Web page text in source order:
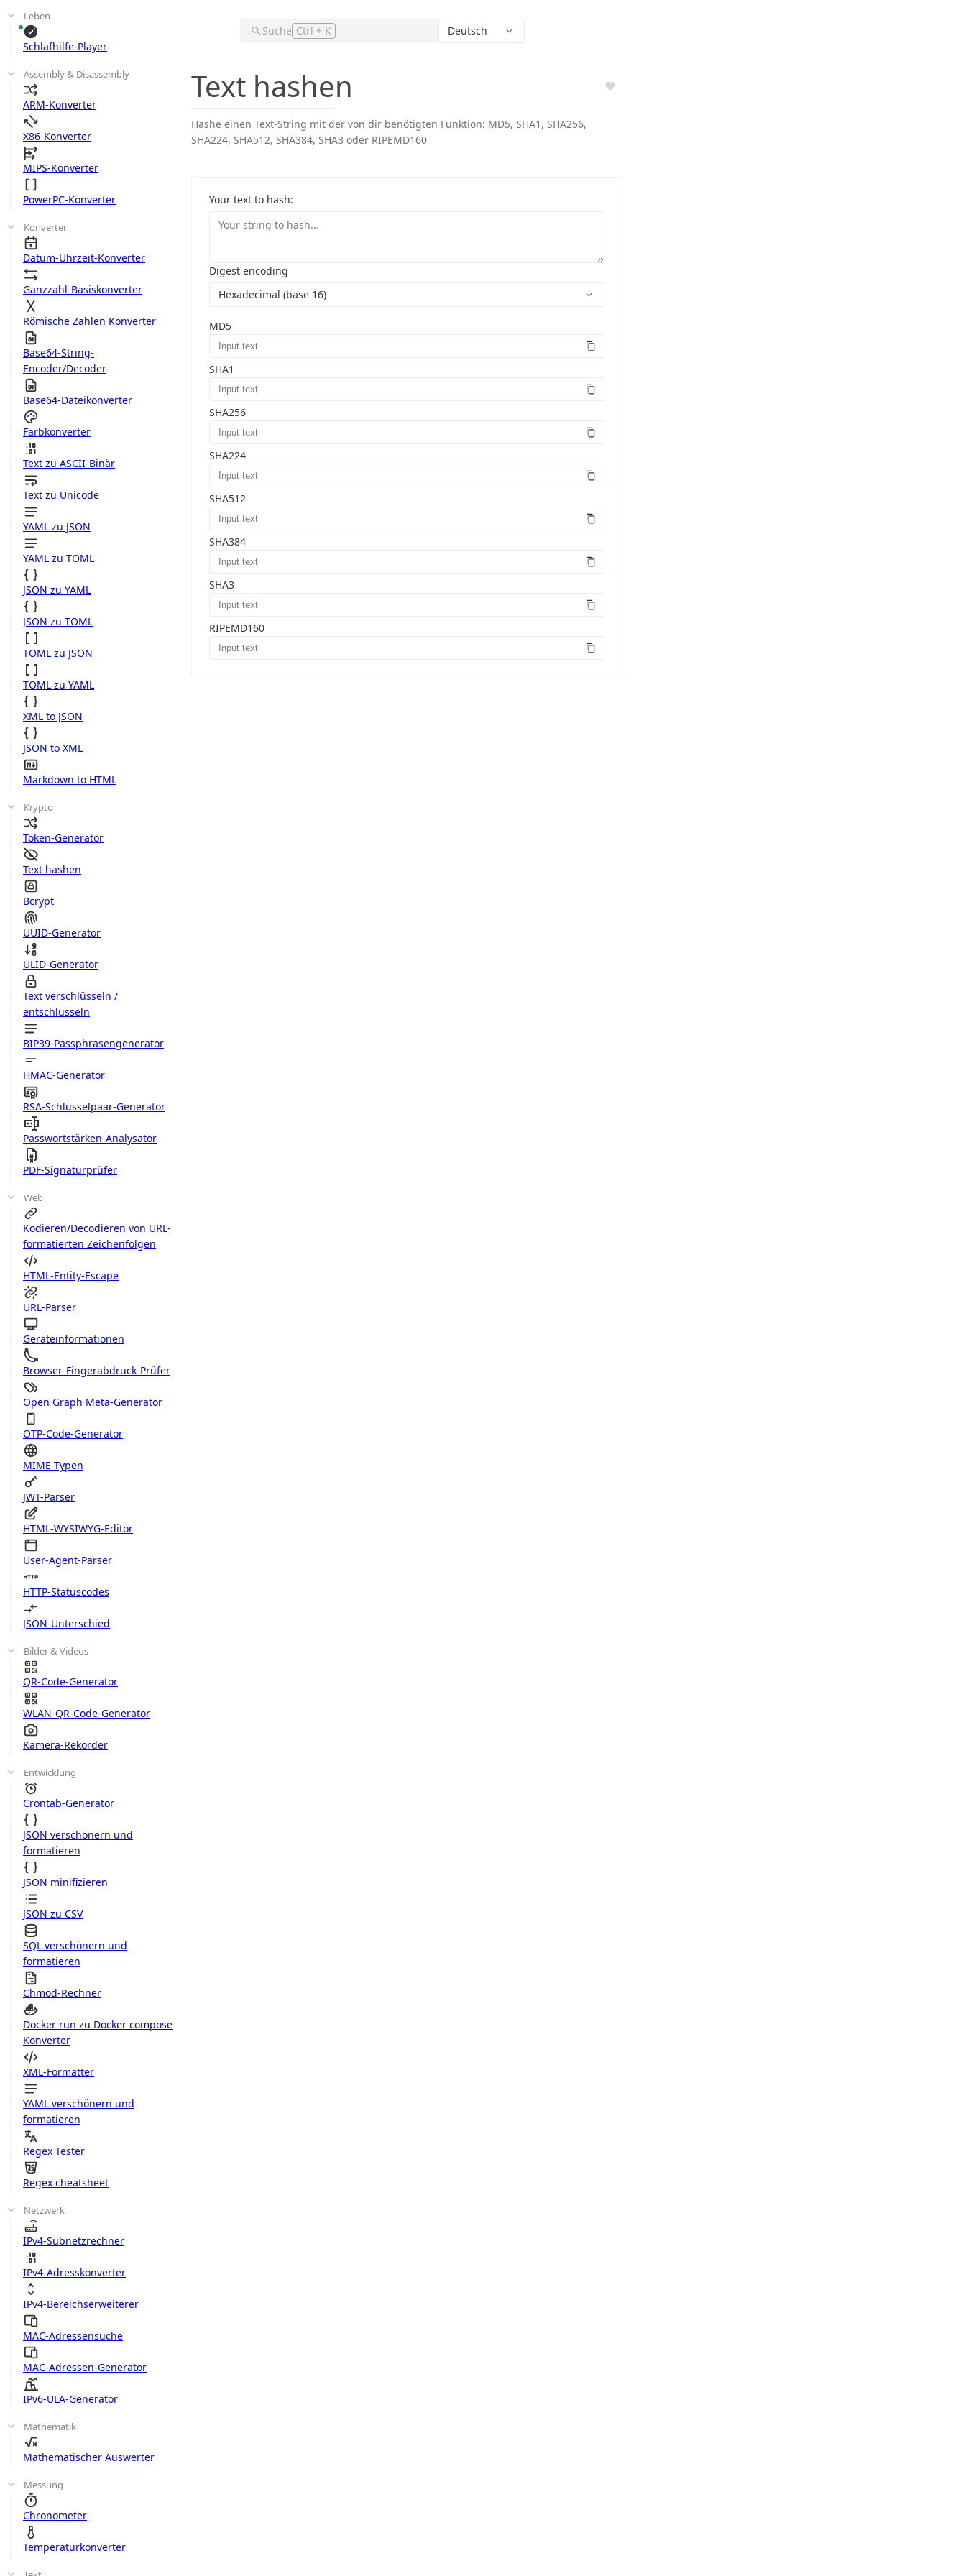
Leben
Schlafhilfe-Player
Assembly & Disassembly
ARM-Konverter
X86-Konverter
MIPS-Konverter
PowerPC-Konverter
Konverter
Datum-Uhrzeit-Konverter
Ganzzahl-Basiskonverter
Römische Zahlen Konverter
Base64-String-
Encoder/Decoder
Base64-Dateikonverter
Farbkonverter
Text zu ASCII-Binär
Text zu Unicode
YAML zu JSON
YAML zu TOML
JSON zu YAML
JSON zu TOML
TOML zu JSON
TOML zu YAML
XML to JSON
JSON to XML
Markdown to HTML
Krypto
Token-Generator
Text hashen
Bcrypt
UUID-Generator
ULID-Generator
Text verschlüsseln /
entschlüsseln
BIP39-Passphrasengenerator
HMAC-Generator
RSA-Schlüsselpaar-Generator
Passwortstärken-Analysator
PDF-Signaturprüfer
Web
Kodieren/Decodieren von URL-
formatierten Zeichenfolgen
HTML-Entity-Escape
URL-Parser
Geräteinformationen
Browser-Fingerabdruck-Prüfer
Open Graph Meta-Generator
OTP-Code-Generator
MIME-Typen
JWT-Parser
HTML-WYSIWYG-Editor
User-Agent-Parser
HTTP-Statuscodes
JSON-Unterschied
Bilder & Videos
QR-Code-Generator
WLAN-QR-Code-Generator
Kamera-Rekorder
Entwicklung
Crontab-Generator
JSON verschönern und
formatieren
JSON minifizieren
JSON zu CSV
SQL verschönern und
formatieren
Chmod-Rechner
Docker run zu Docker compose
Konverter
XML-Formatter
YAML verschönern und
formatieren
Regex Tester
Regex cheatsheet
Netzwerk
IPv4-Subnetzrechner
IPv4-Adresskonverter
IPv4-Bereichserweiterer
MAC-Adressensuche
MAC-Adressen-Generator
IPv6-ULA-Generator
Mathematik
Mathematischer Auswerter
Messung
Chronometer
Temperaturkonverter
Suche Ctrl + K Deutsch
Text hashen
Hashe einen Text-String mit der von dir benötigten Funktion: MD5, SHA1, SHA256,
SHA224, SHA512, SHA384, SHA3 oder RIPEMD160
Your text to hash:
Digest encoding
Hexadecimal (base 16)
MD5
SHA1
SHA256
SHA224
SHA512
SHA384
SHA3
RIPEMD160